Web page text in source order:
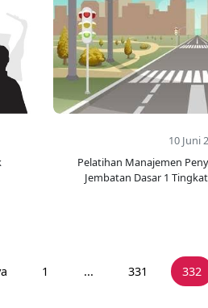
10 Juni
Pelatihan Manajemen
Jembatan Dasar 1
1 ... 331 332